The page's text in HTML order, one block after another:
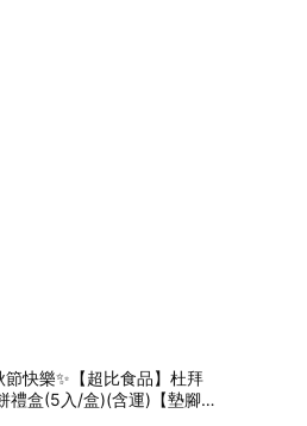
快樂✨【超比食品】杜拜
禮盒(5入/盒)(含運)【墊腳